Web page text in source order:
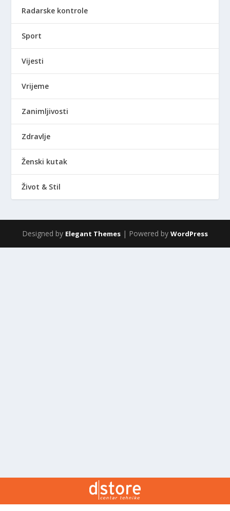
Radarske kontrole
Sport
Vijesti
Vrijeme
Zanimljivosti
Zdravlje
Ženski kutak
Život & Stil
Designed by Elegant Themes | Powered by WordPress